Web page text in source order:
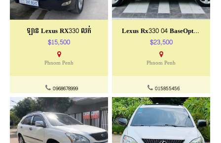
ឡាន Lexus RX330 លក់
$15,500
Phnom Penh
0968678999
Lexus Rx330 04 BaseOption P2
$23,500
Phnom Penh
015855456